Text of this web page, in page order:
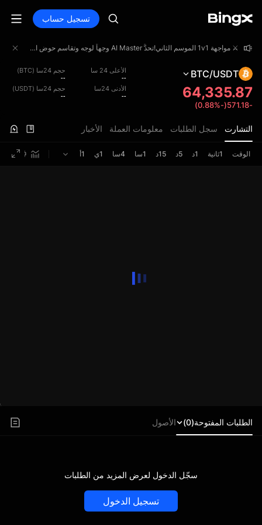
تسجيل حساب
⚔️ مواجهة 1v1 الموسم الثاني!تحدَّ AI Master وجهاً لوجه وتقاسم حوض الجوائز بقيمة 4,000,000 USDT!
BTC/USDT
64,335.87
-571.18(-0.88%)
الأعلى 24 سا
--
حجم 24سا (BTC)
--
الأدنى 24سا
--
حجم 24سا (USDT)
--
التشارت سجل الطلبات معلومات العملة الأخبار
الوقت 1ثانية 1د 5د 15د 1سا 4سا 1ي 1أ
الطلبات المفتوحة(0) الأصول
سجّل الدخول لعرض المزيد من الطلبات
تسجيل الدخول